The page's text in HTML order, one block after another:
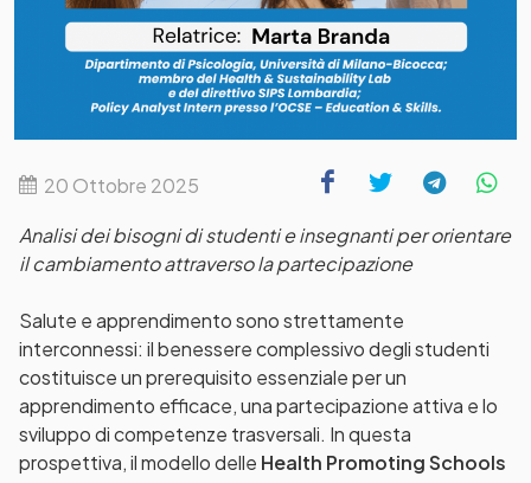
20 Ottobre 2025
Analisi dei bisogni di studenti e insegnanti per orientare
il cambiamento attraverso la partecipazione
Salute e apprendimento sono strettamente
interconnessi: il benessere complessivo degli studenti
costituisce un prerequisito essenziale per un
apprendimento efficace, una partecipazione attiva e lo
sviluppo di competenze trasversali. In questa
prospettiva, il modello delle Health Promoting Schools